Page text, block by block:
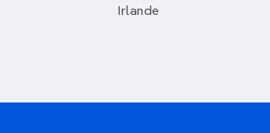
Irlande